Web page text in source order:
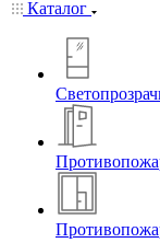
Каталог